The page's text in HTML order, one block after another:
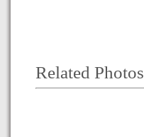
Related Photos